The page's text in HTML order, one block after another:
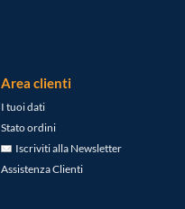
Area clienti
I tuoi dati
Stato ordini
Iscriviti alla Newsletter
Assistenza Clienti